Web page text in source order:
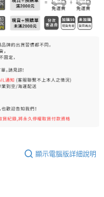
顯示電腦版詳細說明